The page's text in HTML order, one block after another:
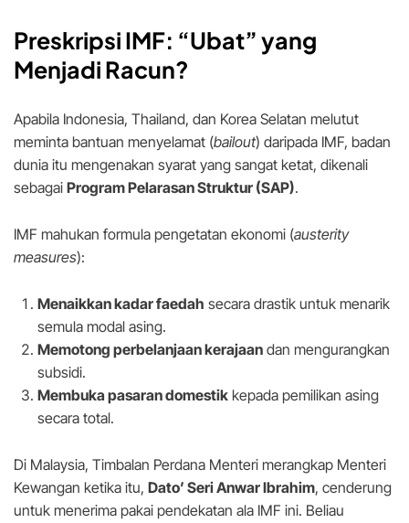
Preskripsi IMF: “Ubat” yang
Menjadi Racun?
Apabila Indonesia, Thailand, dan Korea Selatan melutut
meminta bantuan menyelamat (bailout) daripada IMF, badan
dunia itu mengenakan syarat yang sangat ketat, dikenali
sebagai Program Pelarasan Struktur (SAP).
IMF mahukan formula pengetatan ekonomi (austerity
measures):
Menaikkan kadar faedah secara drastik untuk menarik
semula modal asing.
Memotong perbelanjaan kerajaan dan mengurangkan
subsidi.
Membuka pasaran domestik kepada pemilikan asing
secara total.
Di Malaysia, Timbalan Perdana Menteri merangkap Menteri
Kewangan ketika itu, Dato’ Seri Anwar Ibrahim, cenderung
untuk menerima pakai pendekatan ala IMF ini. Beliau